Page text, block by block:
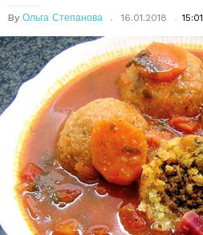
By Ольга Степанова 16.01.2018 15:01